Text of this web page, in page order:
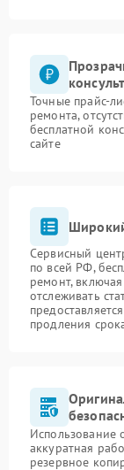
Точные прайс-
ремонта,
бесплатной
сайте
Сервисный
по всей РФ,
ремонт,
отслеживать
продления
Использование
аккуратная
резервное